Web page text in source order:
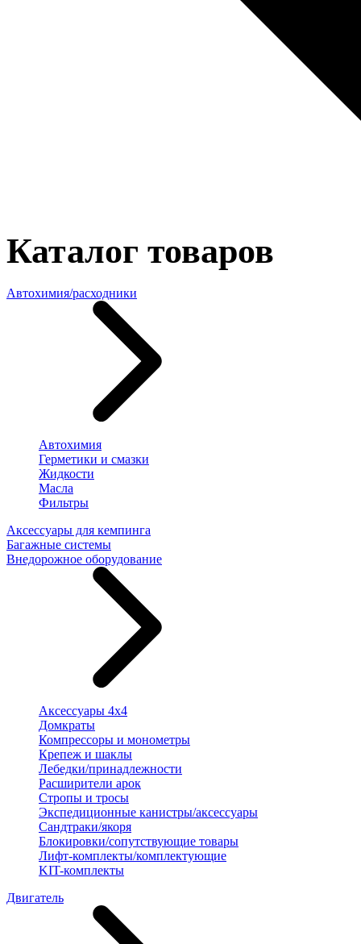
Каталог товаров
Автохимия/расходники
Автохимия
Герметики и смазки
Жидкости
Масла
Фильтры
Аксессуары для кемпинга
Багажные системы
Внедорожное оборудование
Аксессуары 4х4
Домкраты
Компрессоры и монометры
Крепеж и шаклы
Лебедки/принадлежности
Расширители арок
Стропы и тросы
Экспедиционные канистры/аксессуары
Сандтраки/якоря
Блокировки/сопутствующие товары
Лифт-комплекты/комплектующие
KIT-комплекты
Двигатель